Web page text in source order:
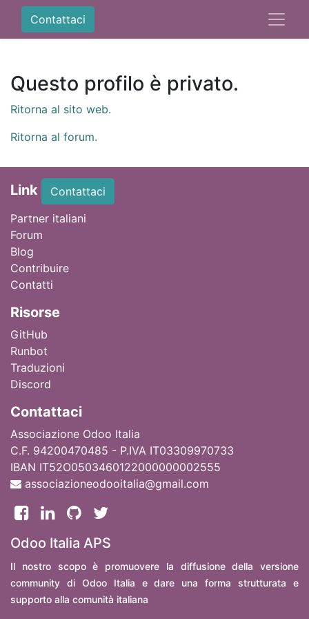
Contattaci
Questo profilo è privato.
Ritorna al sito web.
Ritorna al forum.
Link
Contattaci
Partner italiani
Forum
Blog
Contribuire
Contatti
Risorse
GitHub
Runbot
Traduzioni
Discord
Contattaci
Associazione Odoo Italia
C.F. 94200470485 - P.IVA IT03309970733
IBAN IT52O0503460122000000002555
associazioneodooitalia@gmail.com
Odoo Italia APS
Il nostro scopo è promuovere la diffusione della versione
community di Odoo Italia e dare una forma strutturata e
supporto alla comunità italiana